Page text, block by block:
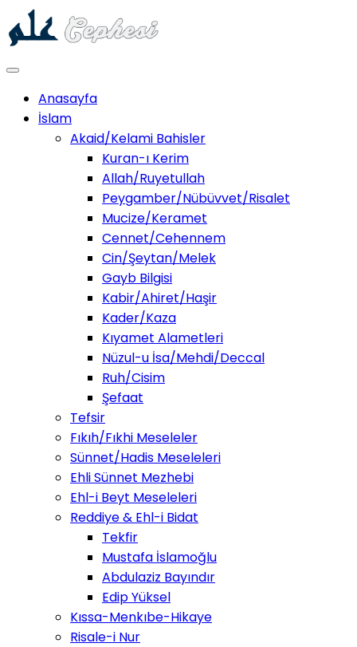
Anasayfa
İslam
Akaid/Kelami Bahisler
Kuran-ı Kerim
Allah/Ruyetullah
Peygamber/Nübüvvet/Risalet
Mucize/Keramet
Cennet/Cehennem
Cin/Şeytan/Melek
Gayb Bilgisi
Kabir/Ahiret/Haşir
Kader/Kaza
Kıyamet Alametleri
Nüzul-u İsa/Mehdi/Deccal
Ruh/Cisim
Şefaat
Tefsir
Fıkıh/Fıkhi Meseleler
Sünnet/Hadis Meseleleri
Ehli Sünnet Mezhebi
Ehl-i Beyt Meseleleri
Reddiye & Ehl-i Bidat
Tekfir
Mustafa İslamoğlu
Abdulaziz Bayındır
Edip Yüksel
Kıssa-Menkıbe-Hikaye
Risale-i Nur